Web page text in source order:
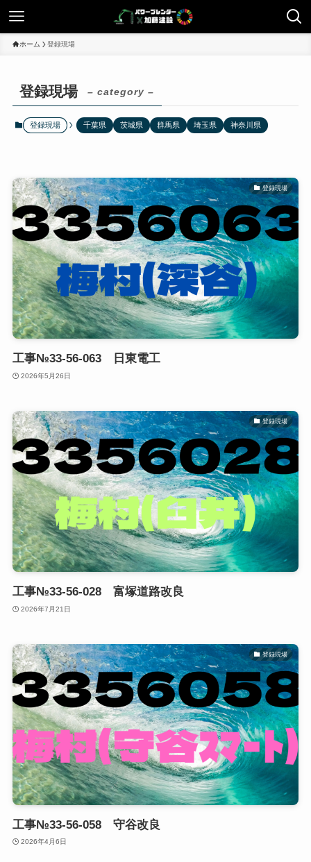
ホーム 登録現場
登録現場 – category –
登録現場 千葉県 茨城県 群馬県 埼玉県 神奈川県
登録現場
工事№33-56-063 日東電工
2026年5月26日
登録現場
工事№33-56-028 富塚道路改良
2026年7月21日
登録現場
工事№33-56-058 守谷改良
2026年4月6日